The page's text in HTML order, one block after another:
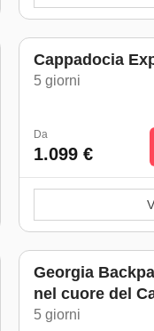
Cappadocia
5 giorni
Da
1.099 €
Georgia
nel cuore del
5 giorni